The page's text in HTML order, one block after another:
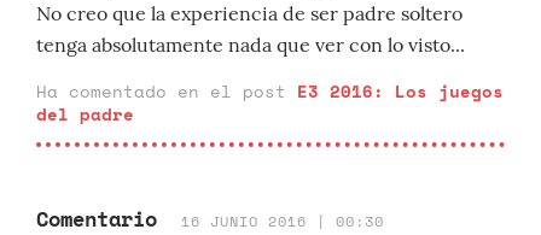
No creo que la experiencia de ser padre soltero
tenga absolutamente nada que ver con lo visto...
Ha comentado en el post E3 2016: Los juegos
del padre
Comentario 16 JUNIO 2016 | 00:30